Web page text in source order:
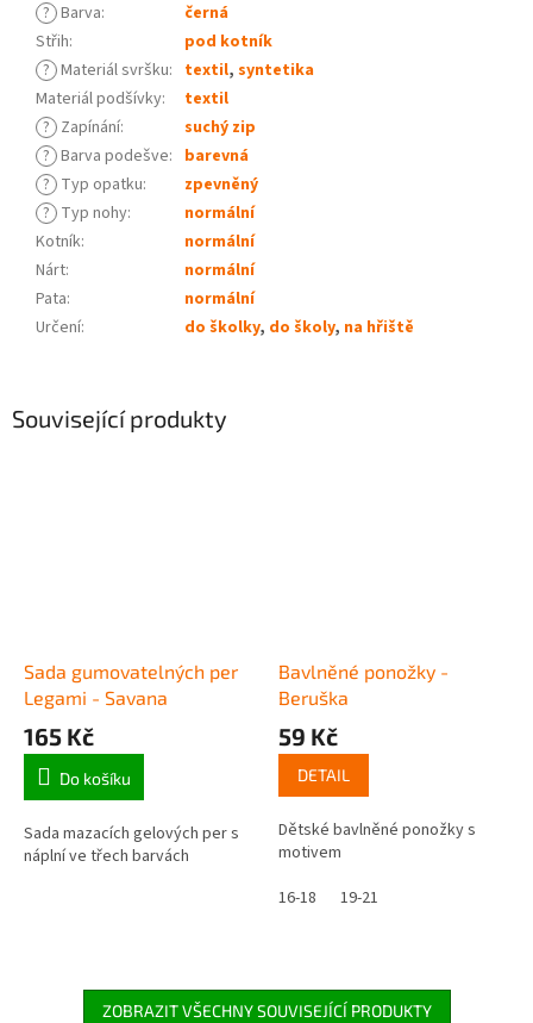
Související produkty
Sada gumovatelných per
Legami - Savana
165 Kč
Do košíku
Sada mazacích gelových per s
náplní ve třech barvách
Bavlněné ponožky -
Beruška
59 Kč
DETAIL
Dětské bavlněné ponožky s
motivem
16-18
19-21
ZOBRAZIT VŠECHNY SOUVISEJÍCÍ PRODUKTY
? Barva:
černá
Střih:
pod kotník
? Materiál svršku: textil, syntetika
Materiál podšívky:
textil
? Zapínání:
suchý zip
? Barva podešve: barevná
? Typ opatku:
zpevněný
? Typ nohy:
normální
Kotník:
normální
Nárt:
normální
Pata:
normální
Určení: do školky, do školy, na hřiště